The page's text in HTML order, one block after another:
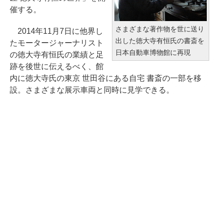
さまざまな著作物を世に送り
出した徳大寺有恒氏の書斎を
日本自動車博物館に再現
催する。
2014年11月7日に他界し
たモータージャーナリスト
の徳大寺有恒氏の業績と足
跡を後世に伝えるべく、館
内に徳大寺氏の東京 世田谷にある自宅 書斎の一部を移
設。さまざまな展示車両と同時に見学できる。